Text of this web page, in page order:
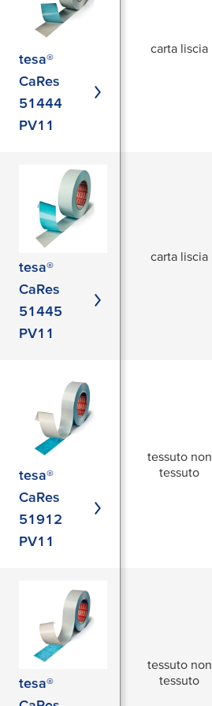
tesa®
CaRes
51444
PV11
carta liscia
tesa®
CaRes
51445
PV11
carta liscia
tesa®
CaRes
51912
PV11
tessuto non
tessuto
tesa®
tessuto non
tessuto